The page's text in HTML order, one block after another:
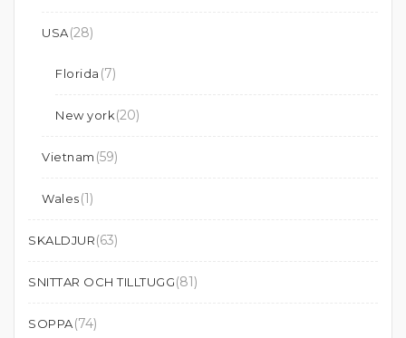
USA(28)
Florida (7)
New york(20)
Vietnam (59)
Wales(1)
SKALDJUR(63)
SNITTAR OCH TILLTUGG(81)
SOPPA(74)